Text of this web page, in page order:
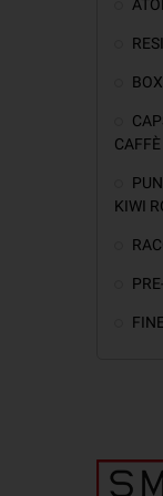
CAFFÈ
KIWI